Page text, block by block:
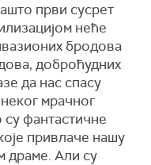
први сусрет
неће
бродова
доброћудних
да нас спасу
мрачног
фантастичне
привлаче нашу
драме. Али су